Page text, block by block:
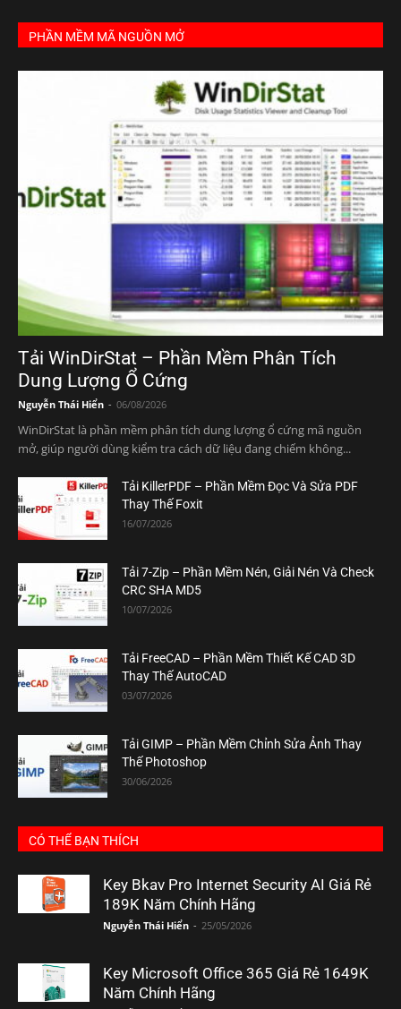
PHẦN MỀM MÃ NGUỒN MỞ
Tải WinDirStat – Phần Mềm Phân Tích
Dung Lượng Ổ Cứng
Nguyễn Thái Hiển - 06/08/2026
WinDirStat là phần mềm phân tích dung lượng ổ cứng mã nguồn
mở, giúp người dùng kiểm tra cách dữ liệu đang chiếm không...
Tải KillerPDF – Phần Mềm Đọc Và Sửa PDF
Thay Thế Foxit
16/07/2026
Tải 7-Zip – Phần Mềm Nén, Giải Nén Và Check
CRC SHA MD5
10/07/2026
Tải FreeCAD – Phần Mềm Thiết Kế CAD 3D
Thay Thế AutoCAD
03/07/2026
Tải GIMP – Phần Mềm Chỉnh Sửa Ảnh Thay
Thế Photoshop
30/06/2026
CÓ THỂ BẠN THÍCH
Key Bkav Pro Internet Security AI Giá Rẻ
189K Năm Chính Hãng
Nguyễn Thái Hiển - 25/05/2026
Key Microsoft Office 365 Giá Rẻ 1649K
Năm Chính Hãng